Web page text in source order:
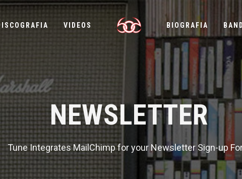
VIDEOS BIOGRAFIA BAND
NEWSLETTER
Tune Integrates MailChimp for your Newsletter Sign-up